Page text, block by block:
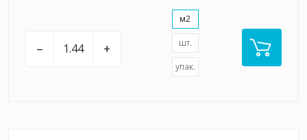
– +
м2
шт.
упак.